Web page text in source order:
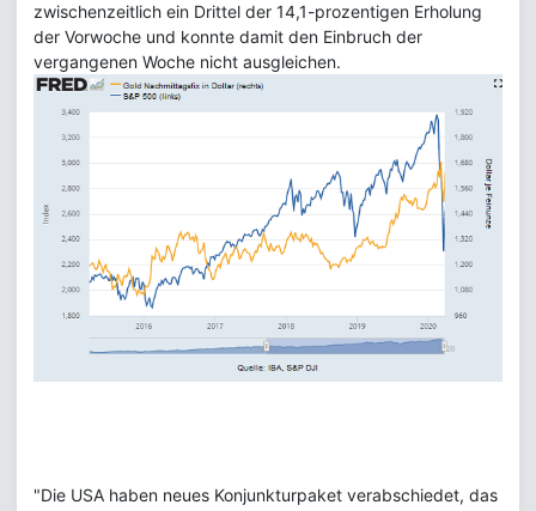
zwischenzeitlich ein Drittel der 14,1-prozentigen Erholung
der Vorwoche und konnte damit den Einbruch der
vergangenen Woche nicht ausgleichen.
"Die USA haben neues Konjunkturpaket verabschiedet, das